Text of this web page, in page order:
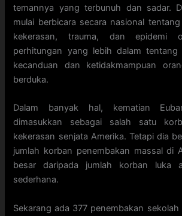
temannya yang terbunuh dan sadar.
mulai berbicara secara nasional
kekerasan, trauma, dan epidemi
perhitungan yang lebih dalam tentang
kecanduan dan ketidakmampuan
berduka.
Dalam banyak hal, kematian
dimasukkan sebagai salah satu
kekerasan senjata Amerika. Tetapi dia
jumlah korban penembakan massal di
besar daripada jumlah korban luka
sederhana.
Sekarang ada 377 penembakan